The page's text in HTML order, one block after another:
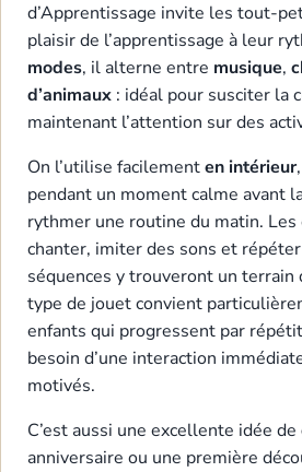
d’Apprentissage invite les tout-
plaisir de l’apprentissage à leur
modes, il alterne entre musique,
d’animaux : idéal pour susciter la
maintenant l’attention sur des
On l’utilise facilementen intérieur
pendant un moment calme avant
rythmer une routine du matin.
chanter, imiter des sons et
séquences y trouveront un terrain
type de jouet convient
enfants qui progressent par
besoin d’une interaction
motivés.
C’est aussi une excellente idée de
anniversaire ou une première